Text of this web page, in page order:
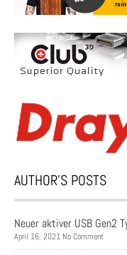
AUTHOR’S POSTS
Neuer aktiver USB Gen2
April 16, 2021 No Comment